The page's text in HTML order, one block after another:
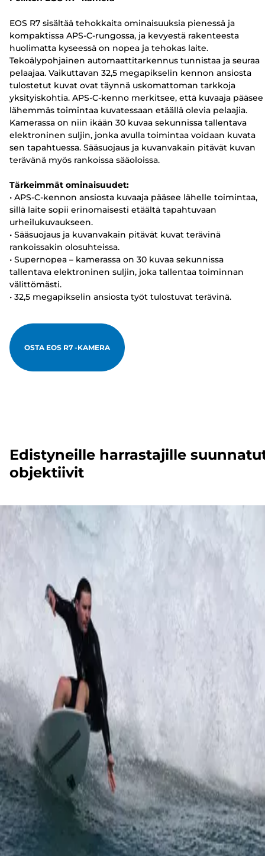
EOS R7 sisältää tehokkaita ominaisuuksia pienessä ja
kompaktissa APS-C-rungossa, ja kevyestä rakenteesta
huolimatta kyseessä on nopea ja tehokas laite.
Tekoälypohjainen automaattitarkennus tunnistaa ja seuraa
pelaajaa. Vaikuttavan 32,5 megapikselin kennon ansiosta
tulostetut kuvat ovat täynnä uskomattoman tarkkoja
yksityiskohtia. APS-C-kenno merkitsee, että kuvaaja pääsee
lähemmäs toimintaa kuvatessaan etäällä olevia pelaajia.
Kamerassa on niin ikään 30 kuvaa sekunnissa tallentava
elektroninen suljin, jonka avulla toimintaa voidaan kuvata
sen tapahtuessa. Sääsuojaus ja kuvanvakain pitävät kuvan
terävänä myös rankoissa sääoloissa.
Tärkeimmät ominaisuudet:
• APS-C-kennon ansiosta kuvaaja pääsee lähelle toimintaa,
sillä laite sopii erinomaisesti etäältä tapahtuvaan
urheilukuvaukseen.
• Sääsuojaus ja kuvanvakain pitävät kuvat terävinä
rankoissakin olosuhteissa.
• Supernopea – kamerassa on 30 kuvaa sekunnissa
tallentava elektroninen suljin, joka tallentaa toiminnan
välittömästi.
• 32,5 megapikselin ansiosta työt tulostuvat terävinä.
OSTA EOS R7 -KAMERA
Edistyneille harrastajille
objektiivit